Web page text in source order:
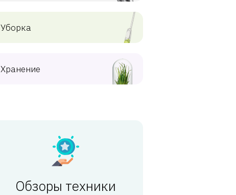
Уборка
Хранение
Обзоры техники